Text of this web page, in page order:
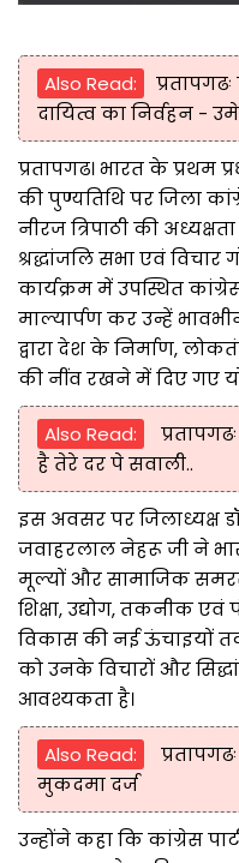
Also Read:
दायित्व का निर्वहन -
प्रतापगढ। भारत के प्रथम
की पुण्यतिथि पर जिला
नीरज त्रिपाठी की
श्रद्धांजलि सभा एवं
कार्यक्रम में उपस्थित
माल्यार्पण कर उन्हें
द्वारा देश के निर्माण,
की नींव रखने में दिए गए
Also Read:
है तेरे दर पे सवाली..
इस अवसर पर जिलाध्यक्ष
जवाहरलाल नेहरू जी ने
मूल्यों और सामाजिक
शिक्षा, उद्योग, तकनीक
विकास की नई ऊंचाइयों
को उनके विचारों और
आवश्यकता है।
Also Read:
मुकदमा दर्ज
उन्होंने कहा कि कांग्रेस